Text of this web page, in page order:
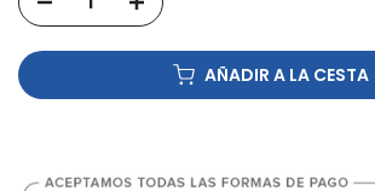
AÑADIR A LA CESTA